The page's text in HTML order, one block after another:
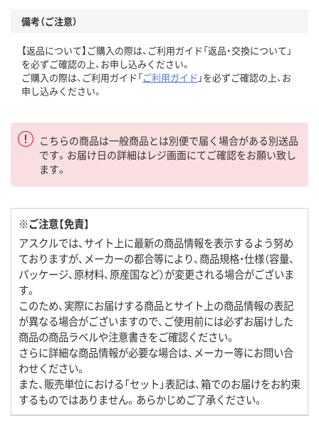
備考（ご注意）
【返品について】ご購入の際は、ご利用ガイド「返品・交換について」
を必ずご確認の上、お申し込みください。
ご購入の際は、ご利用ガイド「ご利用ガイド 」を必ずご確認の上、お
申し込みください。
こちらの商品は一般商品とは別便で届く場合がある別送品
です。お届け日の詳細はレジ画面にてご確認をお願い致し
ます。
※ご注意【免責】
アスクルでは、サイト上に最新の商品情報を表示するよう努め
ておりますが、メーカーの都合等により、商品規格・仕様（容量、
パッケージ、原材料、原産国など）が変更される場合がございま
す。
このため、実際にお届けする商品とサイト上の商品情報の表記
が異なる場合がございますので、ご使用前には必ずお届けした
商品の商品ラベルや注意書きをご確認ください。
さらに詳細な商品情報が必要な場合は、メーカー等にお問い合
わせください。
また、販売単位における「セット」表記は、箱でのお届けをお約束
するものではありません。あらかじめご了承ください。